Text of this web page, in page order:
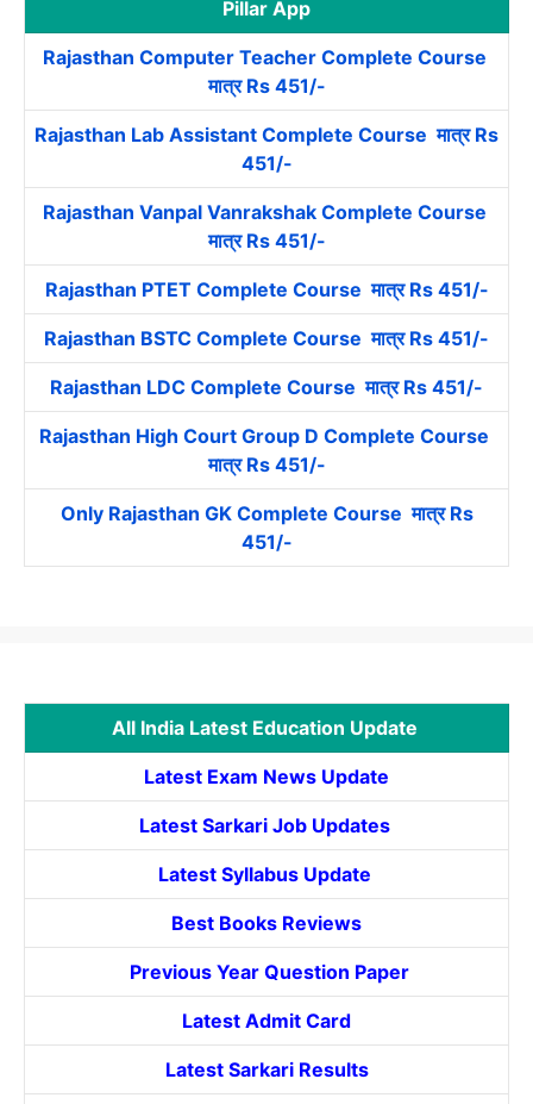
Pillar App
Rajasthan Computer Teacher Complete Course
मात्र Rs 451/-
Rajasthan Lab Assistant Complete Course मात्र Rs
451/-
Rajasthan Vanpal Vanrakshak Complete Course
मात्र Rs 451/-
Rajasthan PTET Complete Course मात्र Rs 451/-
Rajasthan BSTC Complete Course मात्र Rs 451/-
Rajasthan LDC Complete Course मात्र Rs 451/-
Rajasthan High Court Group D Complete Course
मात्र Rs 451/-
Only Rajasthan GK Complete Course मात्र Rs
451/-
All India Latest Education Update
Latest Exam News Update
Latest Sarkari Job Updates
Latest Syllabus Update
Best Books Reviews
Previous Year Question Paper
Latest Admit Card
Latest Sarkari Results